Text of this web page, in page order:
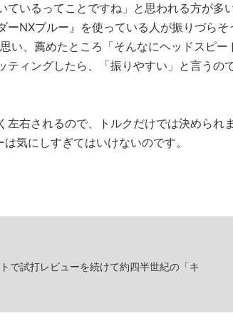
ているってことですね」と思われる方が多
ーNXブルー』を使っている人が振りづらそ
い、薦めたところ「そんなにヘッドスピー
ティングしたら、「振りやすい」と言うの
左右されるので、トルクだけでは決められ
気にしすぎてはいけないのです。
で試打レビューを続けて約四半世紀の「キ